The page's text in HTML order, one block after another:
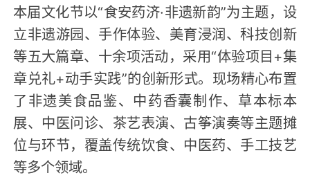
本届文化节以“食安药济·非遗新韵”为主题，设
立非遗游园、手作体验、美育浸润、科技创新
等五大篇章、十余项活动，采用“体验项目+集
章兑礼+动手实践”的创新形式。现场精心布置
了非遗美食品鉴、中药香囊制作、草本标本
展、中医问诊、茶艺表演、古筝演奏等主题摊
位与环节，覆盖传统饮食、中医药、手工技艺
等多个领域。